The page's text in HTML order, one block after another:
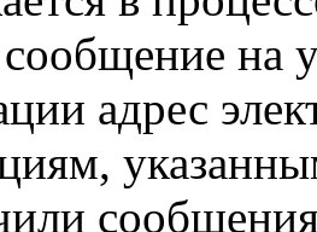
на
адрес